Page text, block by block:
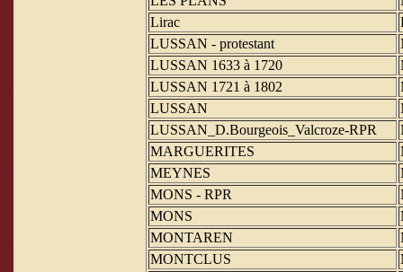
Lirac
LUSSAN - protestant
LUSSAN 1633 à 1720
LUSSAN 1721 à 1802
LUSSAN
LUSSAN_D.Bourgeois_Valcroze-RPR
MARGUERITES
MEYNES
MONS - RPR
MONS
MONTAREN
MONTCLUS